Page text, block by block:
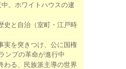
。ホワイトハウスの逮
史と自治（室町・江戸時
実を突きつけ、公に国権
ンプの革命が進行中
わる、民族派主導の世界